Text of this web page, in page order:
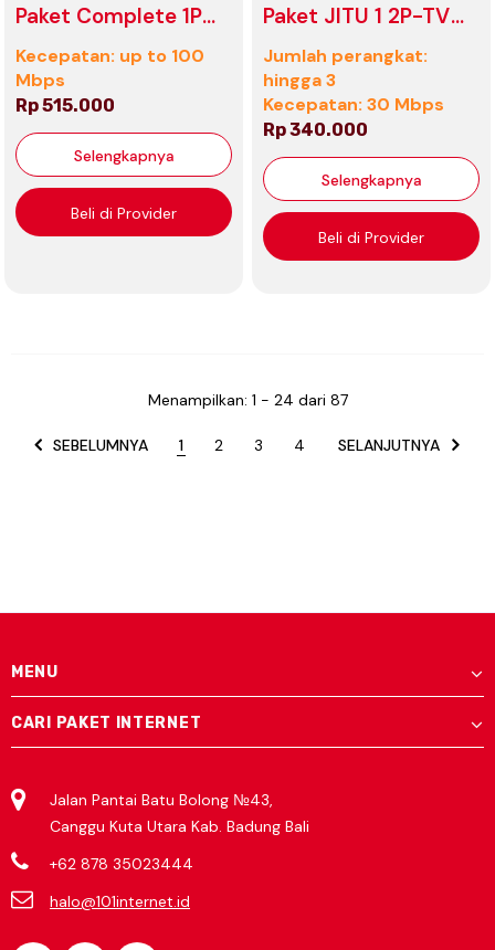
Paket Complete 1P
100 Mbps
Kecepatan: up to 100
Mbps
Rp 515.000
Selengkapnya
Beli di Provider
Paket JITU 1 2P-TV
30 Mbps 340K
Jumlah perangkat:
hingga 3
Kecepatan: 30 Mbps
Rp 340.000
Selengkapnya
Beli di Provider
Menampilkan: 1 - 24 dari 87
SEBELUMNYA 1 2 3 4 SELANJUTNYA
MENU
CARI PAKET INTERNET
Jalan Pantai Batu Bolong №43,
Canggu Kuta Utara Kab. Badung Bali
+62 878 35023444
halo@101internet.id